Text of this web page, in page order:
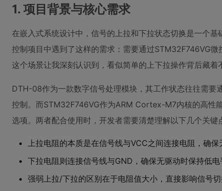
1. 项目背景与核心需求
在嵌入式系统设计中，信号的上拉和下拉状态切换是一个
控制项目中遇到了这样的需求：需要通过STM32F746VG
这个场景让我深刻认识到，看似简单的上下拉操作背后藏着
DTH-08作为一款数字信号处理模块，其工作状态往往需要
控制。而STM32F746VG作为ARM Cortex-M7内核的高性
选项。两者配合使用时，开发者需要清楚理解以下几个关键
上拉电阻的本质是在信号线与VCC之间连接电阻，确
下拉电阻则连接信号线与GND，确保无驱动时保持低电
强弱上拉/下拉的区别在于电阻值大小，直接影响信号